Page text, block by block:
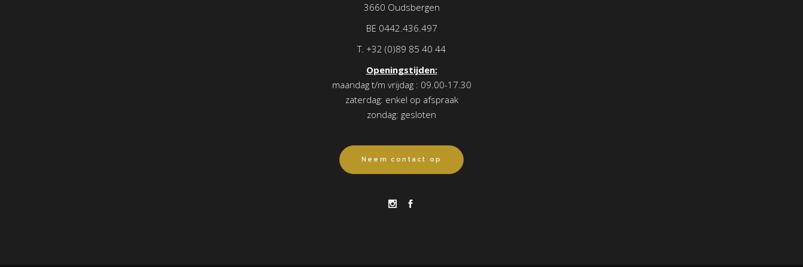
3660 Oudsbergen
BE 0442.436.497
T. +32 (0)89 85 40 44
Openingstijden:
maandag t/m vrijdag : 09.00-17.30
zaterdag: enkel op afspraak
zondag: gesloten
Neem contact op